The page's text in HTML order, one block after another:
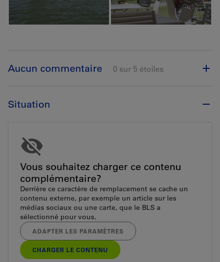
Aucun commentaire 0 sur 5 étoiles
Situation
Vous souhaitez charger ce contenu
complémentaire?
Derrière ce caractère de remplacement se cache un
contenu externe, par exemple un article sur les
médias sociaux ou une carte, que le BLS a
sélectionné pour vous.
ADAPTER LES PARAMÈTRES
CHARGER LE CONTENU